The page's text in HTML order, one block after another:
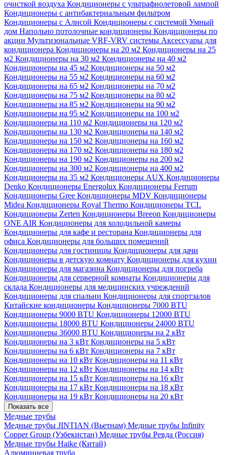
очисткой воздуха Кондиционеры с ультрафиолетовой лампой
Кондиционеры с антибактериальным фильтром
Кондиционеры с Алисой Кондиционеры с системой Умный
дом Напольно потолочные кондиционеры Кондиционеры по
акции Мультизональные VRF-VRV системы Аксессуары для
кондиционера Кондиционеры на 20 м2 Кондиционеры на 25
м2 Кондиционеры на 30 м2 Кондиционеры на 40 м2
Кондиционеры на 45 м2 Кондиционеры на 50 м2
Кондиционеры на 55 м2 Кондиционеры на 60 м2
Кондиционеры на 65 м2 Кондиционеры на 70 м2
Кондиционеры на 75 м2 Кондиционеры на 80 м2
Кондиционеры на 85 м2 Кондиционеры на 90 м2
Кондиционеры на 95 м2 Кондиционеры на 100 м2
Кондиционеры на 110 м2 Кондиционеры на 120 м2
Кондиционеры на 130 м2 Кондиционеры на 140 м2
Кондиционеры на 150 м2 Кондиционеры на 160 м2
Кондиционеры на 170 м2 Кондиционеры на 180 м2
Кондиционеры на 190 м2 Кондиционеры на 200 м2
Кондиционеры на 300 м2 Кондиционеры на 400 м2
Кондиционеры на 35 м2 Кондиционеры AUX Кондиционеры
Denko Кондиционеры Energolux Кондиционеры Ferrum
Кондиционеры Gree Кондиционеры MDV Кондиционеры
Midea Кондиционеры Royal Thermo Кондиционеры TCL
Кондиционеры Zerten Кондиционеры Breeon Кондиционеры
ONE AIR Кондиционеры для холодильной камеры
Кондиционеры для кафе и ресторана Кондиционеры для
офиса Кондиционеры для больших помещений
Кондиционеры для гостиницы Кондиционеры для дачи
Кондиционеры в детскую комнату Кондиционеры для кухни
Кондиционеры для магазина Кондиционеры для погреба
Кондиционеры для серверной комнаты Кондиционеры для
склада Кондиционеры для медицинских учреждений
Кондиционеры для спальни Кондиционеры для спортзалов
Китайские кондиционеры Кондиционеры 7000 BTU
Кондиционеры 9000 BTU Кондиционеры 12000 BTU
Кондиционеры 18000 BTU Кондиционеры 24000 BTU
Кондиционеры 36000 BTU Кондиционеры на 2 кВт
Кондиционеры на 3 кВт Кондиционеры на 5 кВт
Кондиционеры на 6 кВт Кондиционеры на 7 кВт
Кондиционеры на 10 кВт Кондиционеры на 11 кВт
Кондиционеры на 12 кВт Кондиционеры на 14 кВт
Кондиционеры на 15 кВт Кондиционеры на 16 кВт
Кондиционеры на 17 кВт Кондиционеры на 18 кВт
Кондиционеры на 19 кВт Кондиционеры на 20 кВт
Показать все
Медные трубы
Медные трубы JINTIAN (Вьетнам) Медные трубы Infinity
Copper Group (Узбекистан) Медные трубы Ревда (Россия)
Медные трубы Haike (Китай)
Алюминиевая труба